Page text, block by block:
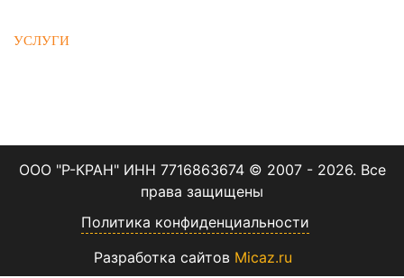
УСЛУГИ
ООО "Р-КРАН" ИНН 7716863674 © 2007 - 2026. Все
права защищены
Политика конфиденциальности
Разработка сайтов Micaz.ru